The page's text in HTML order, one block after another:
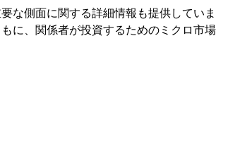
な側面に関する詳細情報も提供していま
に、関係者が投資するためのミクロ市場